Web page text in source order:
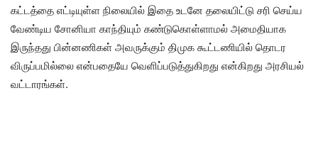
கட்டத்தை எட்டியுள்ள நிலையில் இதை உடனே தலையிட்டு சரி செய்ய
வேண்டிய சோனியா காந்தியும் கண்டுகொள்ளாமல் அமைதியாக
இருந்தது பின்னணிகள் அவருக்கும் திமுக கூட்டணியில் தொடர
விருப்பமில்லை என்பதையே வெளிப்படுத்துகிறது என்கிறது அரசியல்
வட்டாரங்கள்.